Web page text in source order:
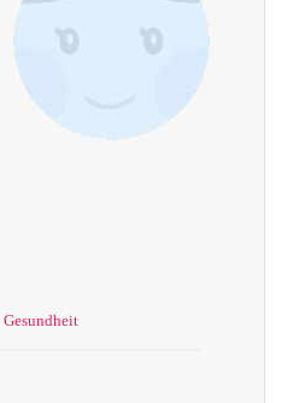
Gesundheit